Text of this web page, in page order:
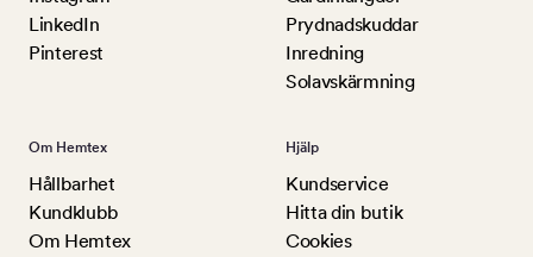
LinkedIn
Pinterest
Prydnadskuddar
Inredning
Solavskärmning
Om Hemtex
Hållbarhet
Kundklubb
Om Hemtex
Hjälp
Kundservice
Hitta din butik
Cookies